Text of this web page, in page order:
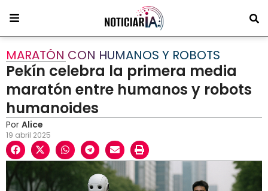
MARATÓN CON HUMANOS Y ROBOTS
Pekín celebra la primera media
maratón entre humanos y robots
humanoides
Por Alice
19 abril 2025